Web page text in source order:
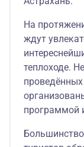
На
ждут
теплоходе.
программой